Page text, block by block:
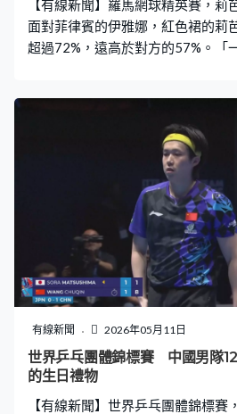
【有線新聞】羅馬網球精英賽，莉
面對菲律賓的伊雅娜，紅色裙的莉
超過72%，遠高於對方的57%。「
有線新聞 2026年05月11日
世界乒乓團體錦標賽 中國男隊
的生日禮物
【有線新聞】世界乒乓團體錦標賽